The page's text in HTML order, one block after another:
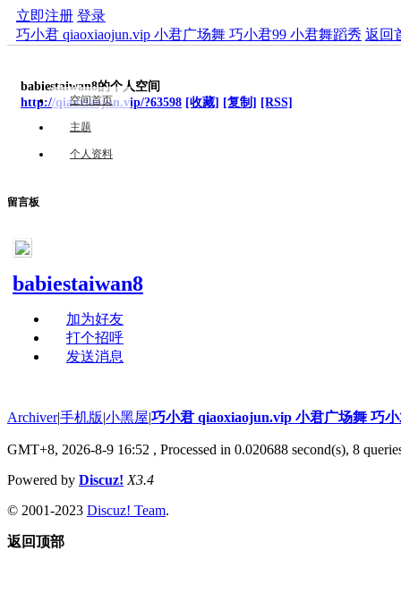
立即注册 登录
巧小君 qiaoxiaojun.vip 小君广场舞 巧小君99 小君舞蹈秀 返回
babiestaiwan8的个人空间
http://qiaoxiaojun.vip/?63598 [收藏] [复制] [RSS]
空间首页
主题
个人资料
留言板
babiestaiwan8
加为好友
打个招呼
发送消息
Archiver|手机版|小黑屋|巧小君 qiaoxiaojun.vip 小君广场舞 巧
GMT+8, 2026-8-9 16:52 , Processed in 0.020688 second(s), 8
Powered by Discuz! X3.4
© 2001-2023 Discuz! Team.
返回顶部